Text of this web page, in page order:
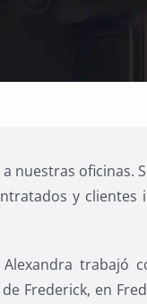
nuestras oficinas.
y clientes
Alexandra trabajó
Frederick, en